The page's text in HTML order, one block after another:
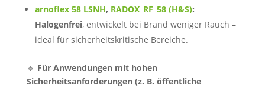
arnoflex 58 LSNH, RADOX_RF_58 (H&S):
Halogenfrei, entwickelt bei Brand weniger Rauch –
ideal für sicherheitskritische Bereiche.
🔹 Für Anwendungen mit hohen
Sicherheitsanforderungen (z. B. öffentliche